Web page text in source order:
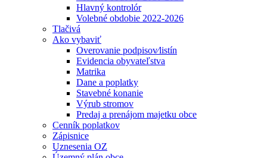
Hlavný kontrolór
Volebné obdobie 2022-2026
Tlačivá
Ako vybaviť
Overovanie podpisov⁄listín
Evidencia obyvateľstva
Matrika
Dane a poplatky
Stavebné konanie
Výrub stromov
Predaj a prenájom majetku obce
Cenník poplatkov
Zápisnice
Uznesenia OZ